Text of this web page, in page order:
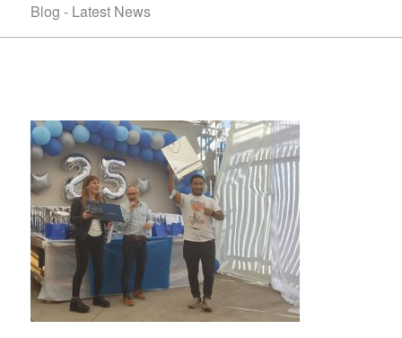
Blog - Latest News